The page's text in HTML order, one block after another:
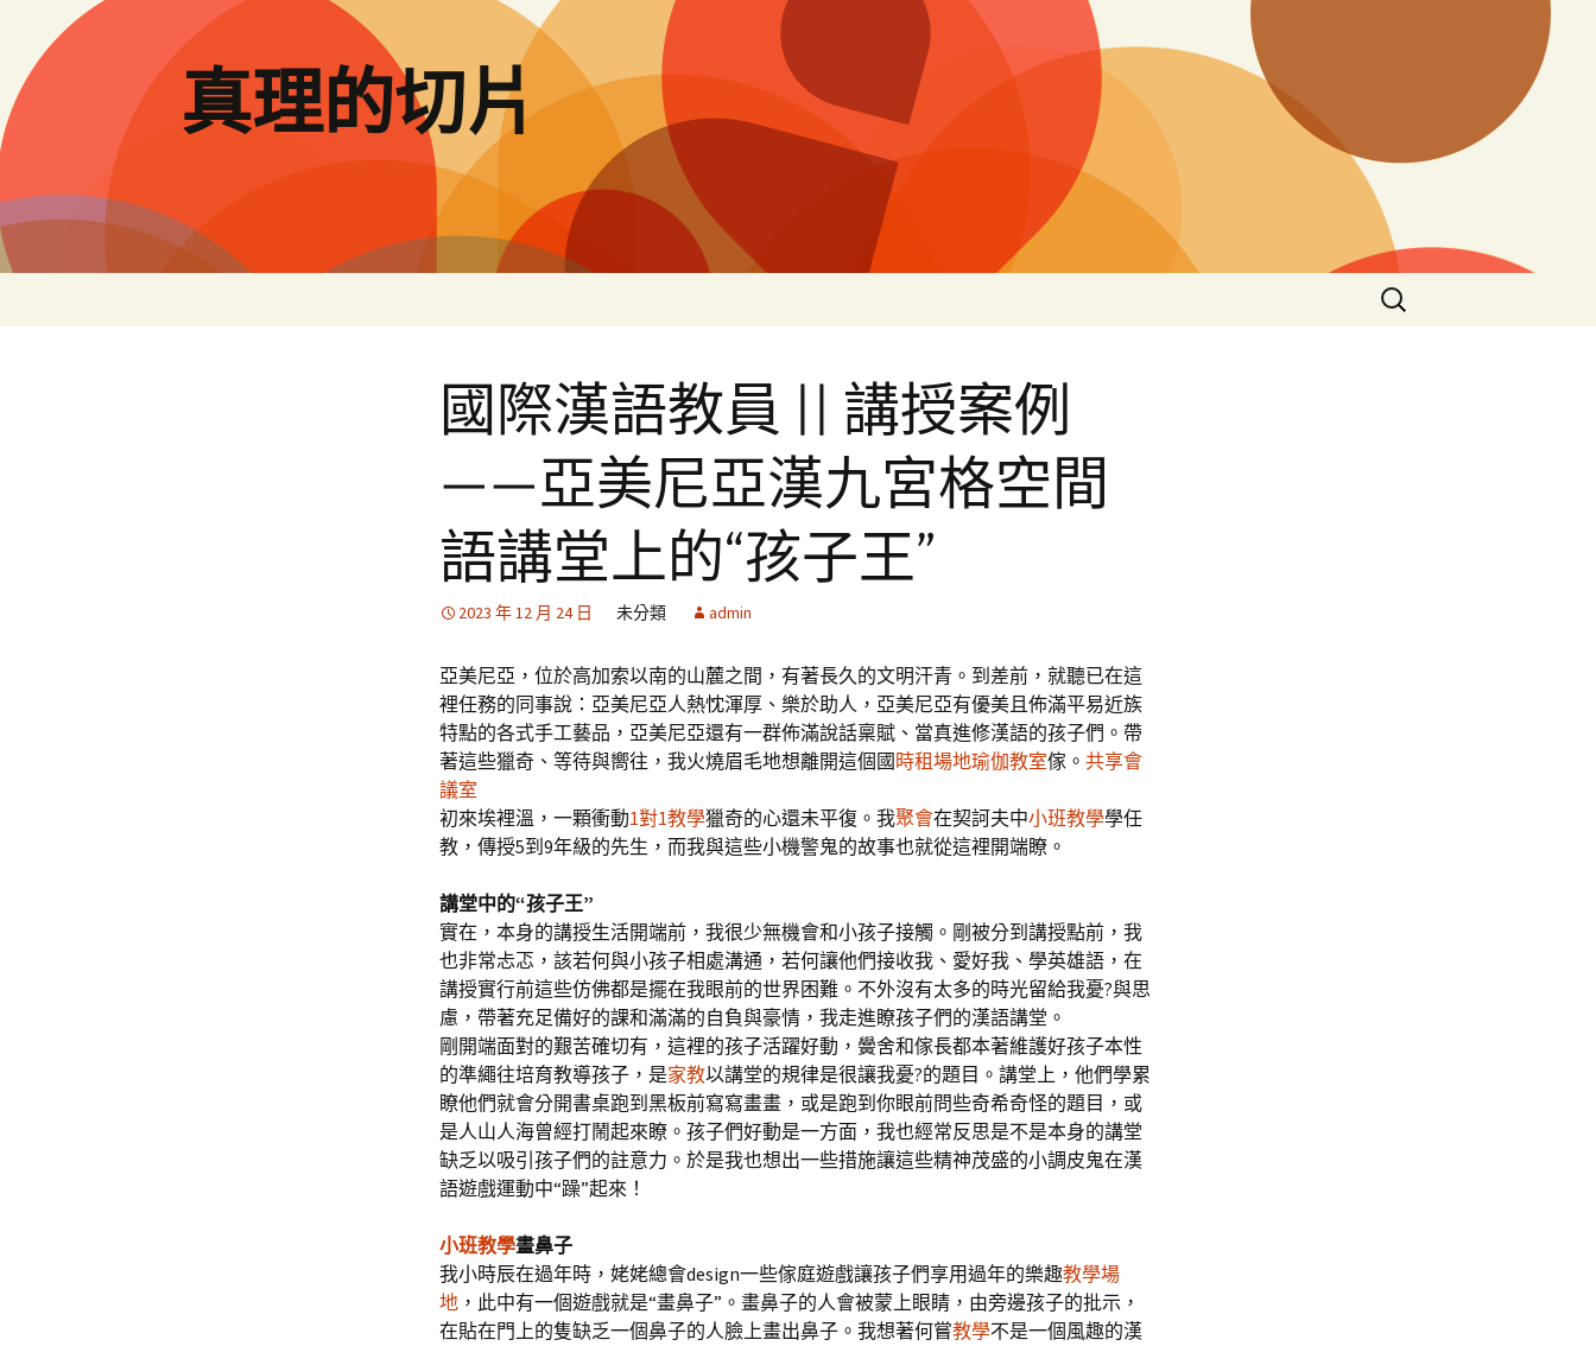
要
內
容
真理的切片
搜
尋
國際漢語教員 || 講授案例
——亞美尼亞漢九宮格空間
語講堂上的“孩子王”
2023 年 12 月 24 日 未分類 admin
亞美尼亞，位於高加索以南的山麓之間，有著長久的文明汗青。到差前，就聽已在這
裡任務的同事說：亞美尼亞人熱忱渾厚、樂於助人，亞美尼亞有優美且佈滿平易近族
特點的各式手工藝品，亞美尼亞還有一群佈滿說話稟賦、當真進修漢語的孩子們。帶
著這些獵奇、等待與嚮往，我火燒眉毛地想離開這個國 時租場地瑜伽教室傢。 共享會
議室
初來埃裡溫，一顆衝動1對1教學獵奇的心還未平復。我聚會在契訶夫中小班教學學任
教，傳授5到9年級的先生，而我與這些小機警鬼的故事也就從這裡開端瞭。
講堂中的“孩子王”
實在，本身的講授生活開端前，我很少無機會和小孩子接觸。剛被分到講授點前，我
也非常忐忑，該若何與小孩子相處溝通，若何讓他們接收我、愛好我、學英雄語，在
講授實行前這些仿佛都是擺在我眼前的世界困難。不外沒有太多的時光留給我憂?與思
慮，帶著充足備好的課和滿滿的自負與豪情，我走進瞭孩子們的漢語講堂。
剛開端面對的艱苦確切有，這裡的孩子活躍好動，黌舍和傢長都本著維護好孩子本性
的準繩往培育教導孩子，是家教以講堂的規律是很讓我憂?的題目。講堂上，他們學累
瞭他們就會分開書桌跑到黑板前寫寫畫畫，或是跑到你眼前問些奇希奇怪的題目，或
是人山人海曾經打鬧起來瞭。孩子們好動是一方面，我也經常反思是不是本身的講堂
缺乏以吸引孩子們的註意力。於是我也想出一些措施讓這些精神茂盛的小調皮鬼在漢
語遊戲運動中“躁”起來！
小班教學畫鼻子
我小時辰在過年時，姥姥總會design一些傢庭遊戲讓孩子們享用過年的樂趣教學場
地 ，此中有一個遊戲就是“畫鼻子”。畫鼻子的人會被蒙上眼睛，由旁邊孩子的批示，
在貼在門上的隻缺乏一個鼻子的人臉上畫出鼻子。我想著何嘗教學不是一個風趣的漢